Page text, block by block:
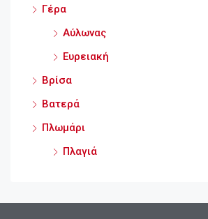
Γέρα
Αύλωνας
Ευρειακή
Βρίσα
Βατερά
Πλωμάρι
Πλαγιά